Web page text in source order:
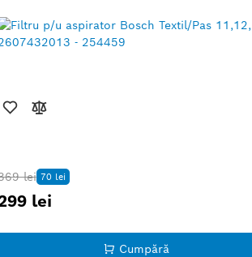
lei 70 lei
lei
Cumpără